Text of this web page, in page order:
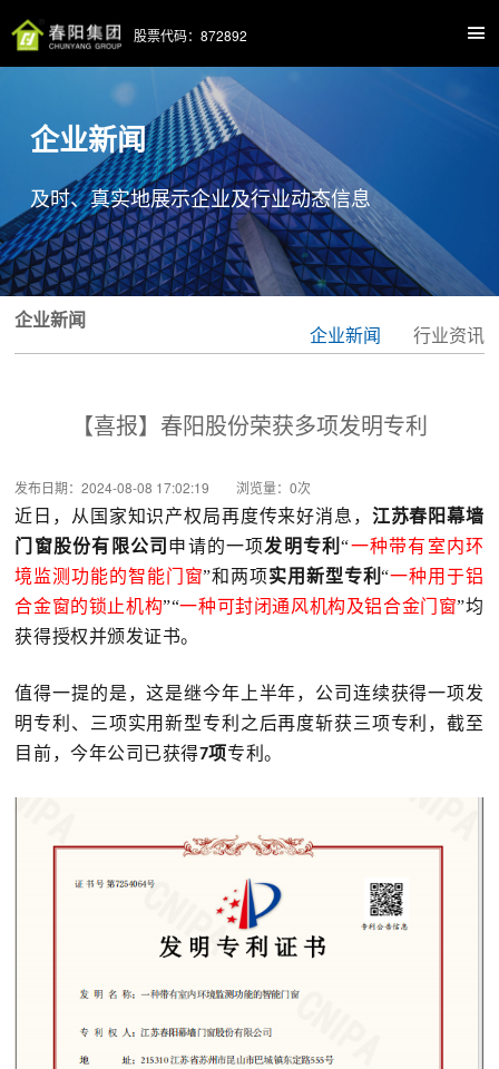
股票代码：872892
企业新闻
及时、真实地展示企业及行业动态信息
企业新闻
企业新闻 行业资讯
【喜报】春阳股份荣获多项发明专利
发布日期：2024-08-08 17:02:19 浏览量：0次
近日，从国家知识产权局再度传来好消息， 江苏春阳幕墙
门窗股份有限公司 申请的一项发明专利“一种带有室内环
境监测功能的智能门窗”和两项实用新型专利“一种用于铝
合金窗的锁止机构”“一种可封闭通风机构及铝合金门窗”均
获得授权并颁发证书。
值得一提的是，这是继今年上半年，公司连续获得一项发
明专利、三项实用新型专利之后再度斩获三项专利，截至
目前，今年公司已获得7项专利。